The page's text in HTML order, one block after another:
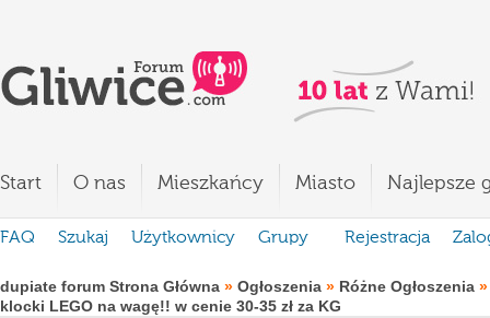
Start O nas Mieszkańcy Miasto Najlepsze
FAQ Szukaj Użytkownicy Grupy Rejestracja
dupiate forum Strona Główna » Ogłoszenia » Różne Ogłoszenia
klocki LEGO na wagę!! w cenie 30-35 zł za KG